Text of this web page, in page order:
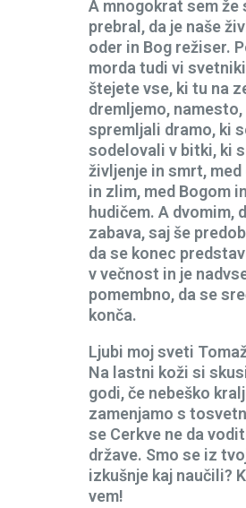
A mnogokrat sem že
prebral, da je naše
oder in Bog režiser.
morda tudi vi
štejete vse, ki tu na
dremljemo, namesto,
spremljali dramo, ki
sodelovali v bitki, ki
življenje in smrt,
in zlim, med Bogom in
hudičem. A dvomim,
zabava, saj še
da se konec
v večnost in je
pomembno, da se
konča.
Ljubi moj sveti
Na lastni koži si
godi, če nebeško
zamenjamo s
se Cerkve ne da
države. Smo se iz
izkušnje kaj naučili?
vem!